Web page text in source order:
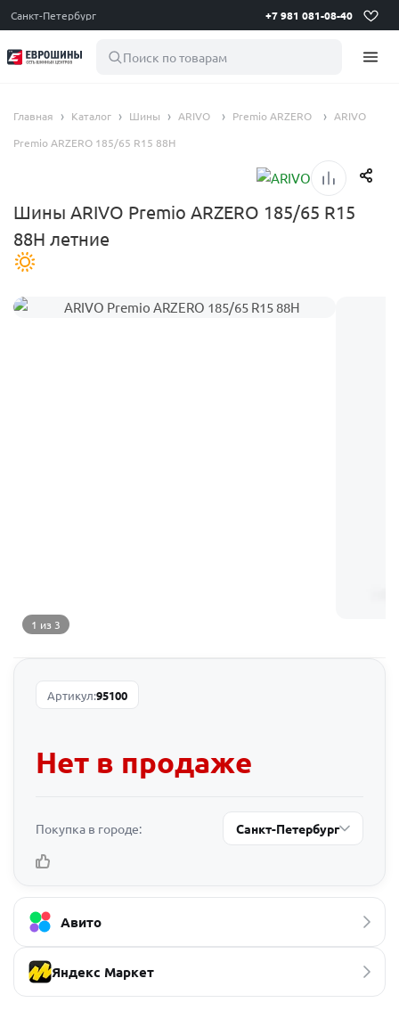
Санкт-Петербург +7 981 081-08-40
Поиск по товарам
Главная Каталог Шины ARIVO Premio ARZERO
ARIVO
Premio ARZERO 185/65 R15 88H
Шины ARIVO Premio ARZERO 185/65 R15
88H летние
1 из 3
Артикул:95100
Нет в продаже
Покупка в городе: Санкт-Петербург
Авито
Яндекс Маркет